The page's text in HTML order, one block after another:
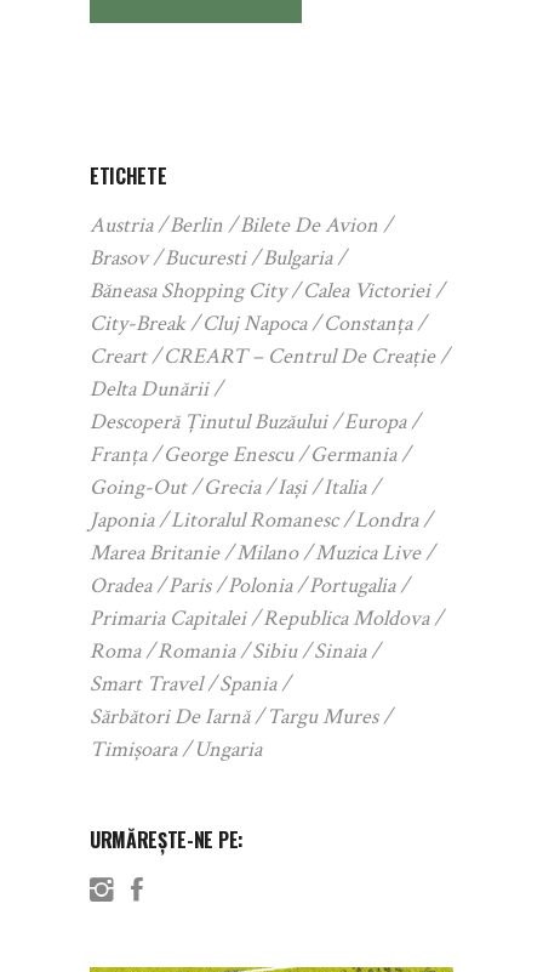
ETICHETE
Austria Berlin
Bilete De Avion
Brasov
Bucuresti
Bulgaria
Băneasa Shopping City
Calea Victoriei
City-Break
Cluj Napoca
Constanța
Creart
CREART – Centrul De Creație
Delta Dunării
Descoperă Ținutul Buzăului
Europa
Franța
George Enescu
Germania
Going-Out
Grecia Iași
Italia
Japonia
Litoralul Romanesc
Londra
Marea Britanie
Milano
Muzica Live
Oradea
Paris Polonia
Portugalia
Primaria Capitalei
Republica Moldova
Roma
Romania Sibiu
Sinaia
Smart Travel
Spania
Sărbători De Iarnă
Targu Mures
Timișoara
Ungaria
URMĂREȘTE-NE PE: